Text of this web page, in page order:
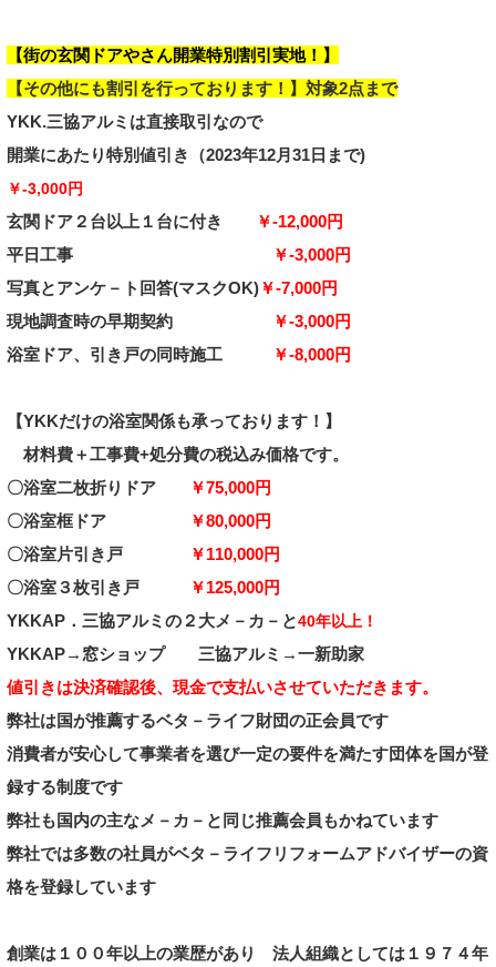
【街の玄関ドアやさん開業特別割引実地！】
【その他にも割引を行っております！】対象2点まで
YKK.三協アルミは直接取引なので
開業にあたり特別値引き （2023年12月31日まで)
￥-3,000円
玄関ドア２台以上１台に付き
￥-12,000円
平日工事 ￥-3,000円
写真とアンケ－ト回答(マスクOK)￥-7,000円
現地調査時の早期契約
￥-3,000円
浴室ドア、引き戸の同時施工
￥-8,000円
【YKKだけの浴室関係も承っております！】
材料費＋工事費+処分費の税込み価格です。
〇浴室二枚折りドア ￥75,000円
〇浴室框ドア ￥80,000円
〇浴室片引き戸 ￥110,000円
〇浴室３枚引き戸 ￥125,000円
YKKAP．三協アルミ の２大メ－カ－と40年以上！
YKKAP→ 窓ショップ 三協アルミ →一新助家
値引きは決済確認後、現金で支払いさせていただきます。
弊社は国が推薦するベタ－ライフ財団の正会員です
消費者が安心して事業者を選び一定の要件を満たす団体を国が登
録する制度です
弊社も国内の主なメ－カ－と同じ推薦会員もかねています
弊社では多数の社員がベタ－ライフリフォームアドバイザーの資
格を登録しています
創業は１００年以上の業歴があり 法人組織としては１９７ ４年